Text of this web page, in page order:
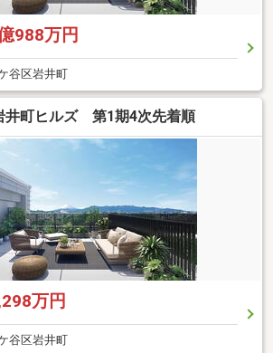
988万円
谷区岩井町
井町ヒルズ 第1期4次先着順
万円
谷区岩井町